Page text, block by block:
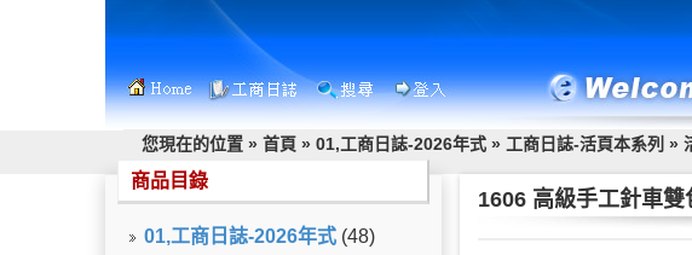
您現在的位置 » 首頁 » 01,工商日誌-2026年式 » 工商日誌-活頁本系列 »
商品目錄
01,工商日誌-2026年式 (48)
1606 高級手工針車